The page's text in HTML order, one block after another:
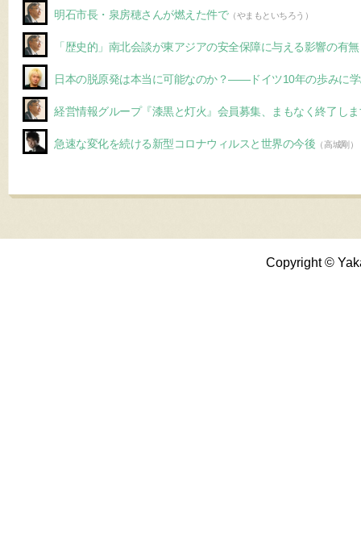
明石市長・泉房穂さんが燃えた件で（やまもといちろう）
「歴史的」南北会談が東アジアの安全保障に与える影響の有無
日本の脱原発は本当に可能なのか？――ドイツ10年の歩みに
経営情報グループ『漆黒と灯火』会員募集、まもなく終了し
急速な変化を続ける新型コロナウィルスと世界の今後 （高城剛）
Copyright ©